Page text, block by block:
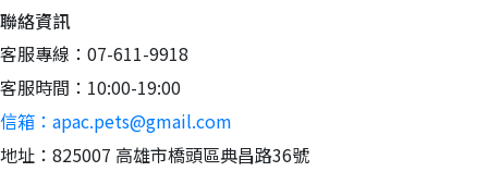
聯絡資訊
客服專線：07-611-9918
客服時間：10:00-19:00
信箱：apac.pets@gmail.com
地址：825007 高雄市橋頭區典昌路36號